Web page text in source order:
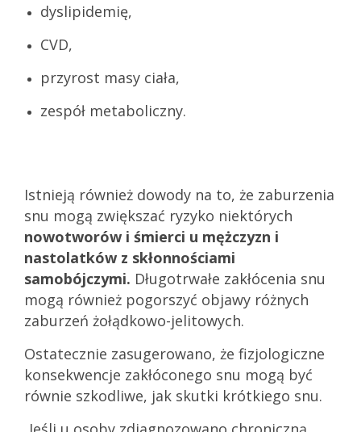
dyslipidemię,
CVD,
przyrost masy ciała,
zespół metaboliczny.
Istnieją również dowody na to, że zaburzenia
snu mogą zwiększać ryzyko niektórych
nowotworów i śmierci u mężczyzn i
nastolatków z skłonnościami
samobójczymi. Długotrwałe zakłócenia snu
mogą również pogorszyć objawy różnych
zaburzeń żołądkowo-jelitowych.
Ostatecznie zasugerowano, że fizjologiczne
konsekwencje zakłóconego snu mogą być
równie szkodliwe, jak skutki krótkiego snu.